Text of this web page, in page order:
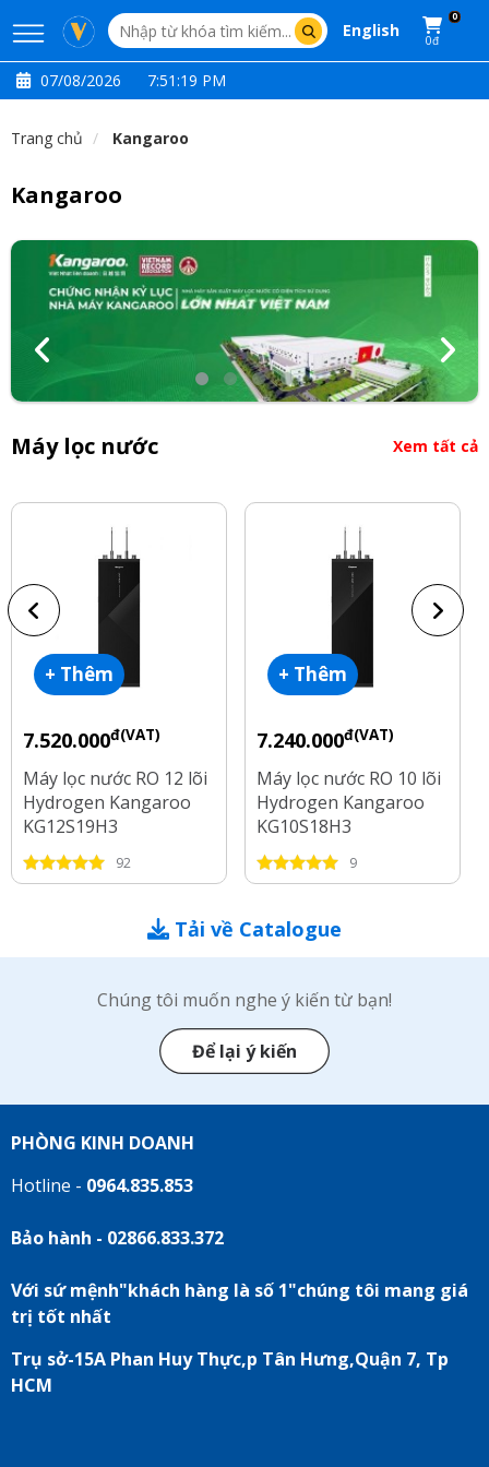
English
0
0đ
07/08/2026 7:51:19 PM
Trang chủ Kangaroo
Kangaroo
Máy lọc nước Xem tất cả
+ Thêm
7.520.000đ(VAT)
Máy lọc nước RO 12 lõi
Hydrogen Kangaroo
KG12S19H3
92
+ Thêm
7.240.000đ(VAT)
Máy lọc nước RO 10 lõi
Hydrogen Kangaroo
KG10S18H3
9
Tải về Catalogue
Chúng tôi muốn nghe ý kiến từ bạn!
Để lại ý kiến
PHÒNG KINH DOANH
Hotline - 0964.835.853
Bảo hành - 02866.833.372
Với sứ mệnh"khách hàng là số 1"chúng tôi mang giá
trị tốt nhất
Trụ sở-15A Phan Huy Thực,p Tân Hưng,Quận 7, Tp
HCM